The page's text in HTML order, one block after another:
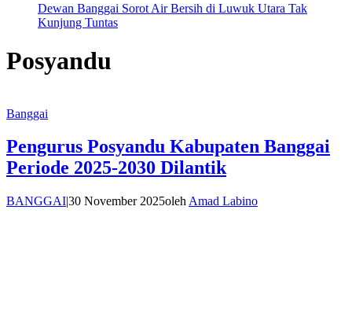
Dewan Banggai Sorot Air Bersih di Luwuk Utara Tak
Kunjung Tuntas
Posyandu
Banggai
Pengurus Posyandu Kabupaten Banggai
Periode 2025-2030 Dilantik
BANGGAI|30 November 2025oleh Amad Labino